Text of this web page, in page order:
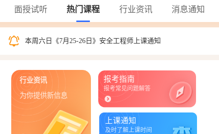
面授试听 热门课程 行业资讯 消息通知
本周六日《7月25-26日》一级造价师上课通知
本周六日《7月25-26日》安全工程师上课通知
2026年汇英教育一级建造师“黄金集训”时间安排🔥
为你提供新信息
报考指南
报考常见问题解答
及时了解上课时间
上课通知
行业资讯